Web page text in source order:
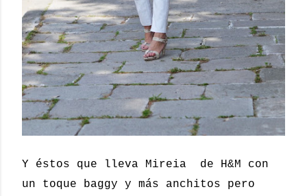
Y éstos que lleva Mireia de H&M con
un toque baggy y más anchitos pero